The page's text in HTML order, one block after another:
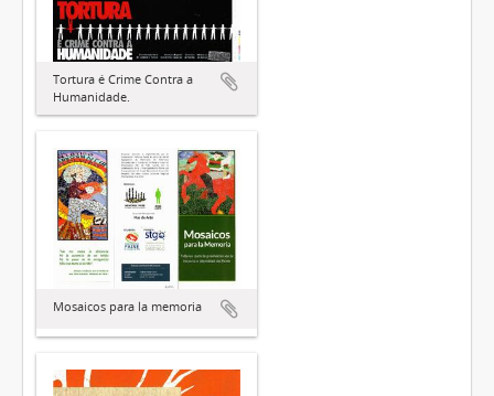
Tortura é Crime Contra a
Humanidade.
Mosaicos para la memoria